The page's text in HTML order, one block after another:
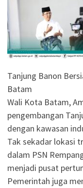
Tanjung Banon
Batam
Wali Kota Batam,
pengembangan
dengan kawasan
Tak sekadar lokasi
dalam PSN
menjadi pusat
Pemerintah juga